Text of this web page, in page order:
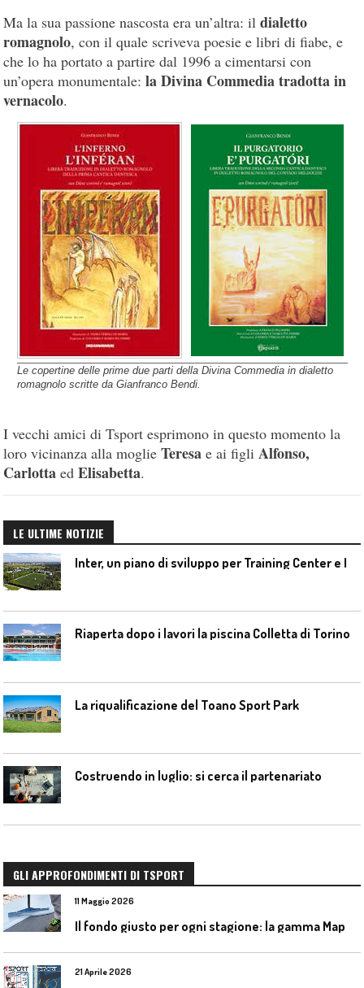
Ma la sua passione nascosta era un’altra: ildialetto
romagnolo, con il quale scriveva poesie e libri di fiabe, e
che lo ha portato a partire dal 1996 a cimentarsi con
un’opera monumentale:la Divina Commedia tradotta in
vernacolo.
Le copertine delle prime due parti della Divina Commedia in dialetto
romagnolo scritte da Gianfranco Bendi.
I vecchi amici di Tsport esprimono in questo momento la
loro vicinanza alla moglieTeresa e ai figli Alfonso,
Carlotta edElisabetta.
LE ULTIME NOTIZIE
Riaperta dopo i lavori la piscina Colletta di Torino
La riqualificazione del Toano Sport Park
Costruendo in luglio: si cerca il partenariato
GLI APPROFONDIMENTI DI TSPORT
11 Maggio 2026
21 Aprile 2026